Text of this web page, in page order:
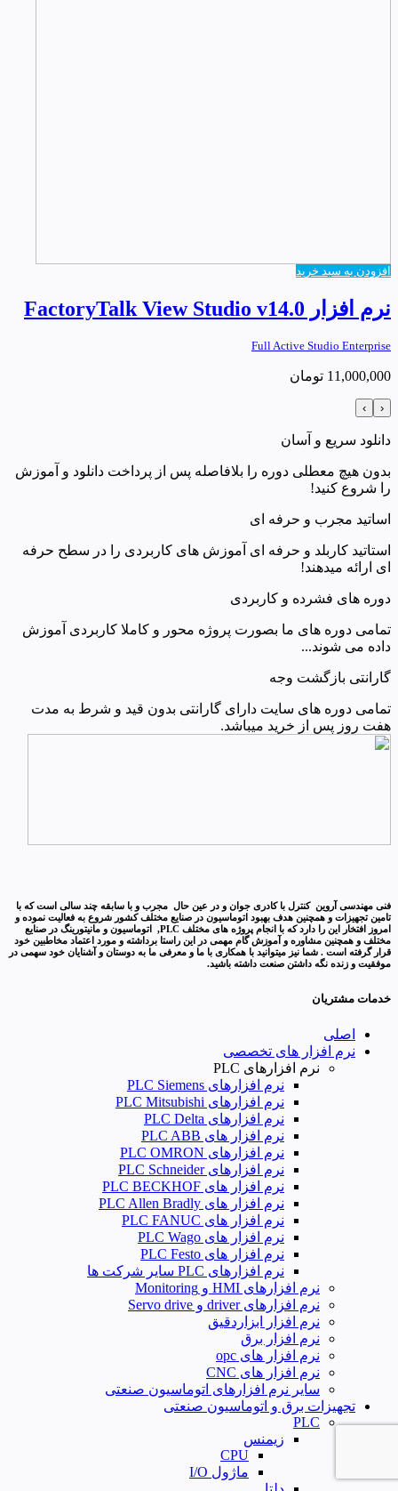
افزودن به سبد خرید
نرم افزار FactoryTalk View Studio v14.0
Full Active Studio Enterprise
11,000,000 تومان
‹
›
دانلود سریع و آسان
بدون هیچ معطلی دوره را بلافاصله پس از پرداخت دانلود و آموزش
را شروع کنید!
اساتید مجرب و حرفه ای
استاتید کاربلد و حرفه ای آموزش های کاربردی را در سطح حرفه
ای ارائه میدهند!
دوره های فشرده و کاربردی
تمامی دوره های ما بصورت پروژه محور و کاملا کاربردی آموزش
داده می شوند...
گارانتی بازگشت وجه
تمامی دوره های سایت دارای گارانتی بدون قید و شرط به مدت
هفت روز پس از خرید میباشد.
فنی مهندسی آروین کنترل با کادری جوان و در عین حال مجرب و با سابقه چند سالی است که با
تامین تجهیزات و همچنین هدف بهبود اتوماسیون در صنایع مختلف کشور شروع به فعالیت نموده و
امروز افتخار این را دارد که با انجام پروژه های مختلف PLC, اتوماسیون و مانیتورینگ در صنایع
مختلف و همچنین مشاوره و آموزش گام مهمی در این راستا برداشته و مورد اعتماد مخاطبین خود
قرار گرفته است . شما نیز میتوانید با همکاری با ما و معرفی ما به دوستان و آشنایان خود سهمی در
موفقیت و زنده نگه داشتن صنعت داشته باشید.
خدمات مشتریان
اصلی
نرم افزار های تخصصی
نرم افزارهای PLC
نرم افزارهای PLC Siemens
نرم افزارهای PLC Mitsubishi
نرم‌ افزارهای PLC Delta
نرم افزار های PLC ABB
نرم افزارهای PLC OMRON
نرم افزارهای PLC Schneider
نرم افزار های PLC BECKHOF
نرم افزار های PLC Allen Bradly
نرم افزار های PLC FANUC
نرم افزار های PLC Wago
نرم افزار های PLC Festo
نرم افزارهای PLC سایر شرکت ها
نرم افزارهای HMI و Monitoring
نرم افزارهای driver و Servo drive
نرم افزار ابزاردقیق
نرم افزار برق
نرم افزار های opc
نرم افزار های CNC
سایر نرم افزارهای اتوماسیون صنعتی
تجهیزات برق و اتوماسیون صنعتی
PLC
زیمنس
CPU
ماژول I/O